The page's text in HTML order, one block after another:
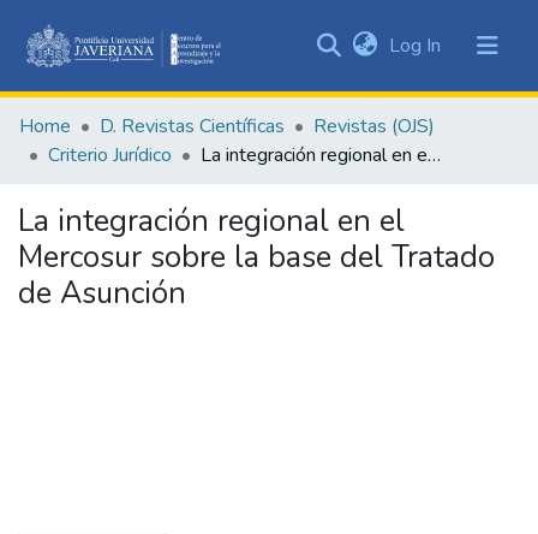
&
Collections
Statistics
Log In (current)
Home D. Revistas Científicas
Revistas (OJS)
Criterio Jurídico
La integración regional en el Mercosur sobre la base del Tratado de Asunción
La integración regional en el
Mercosur sobre la base del Tratado
de Asunción